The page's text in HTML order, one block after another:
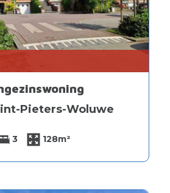
Pieters-Woluwe
3 128m²